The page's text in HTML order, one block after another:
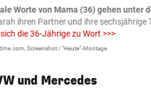
Worte von Mama (36) gehen unter
ihren Partner und ihre sechsjährige
die 36-Jährige zu Wort >>>
Screenshot / "Heute"-Montage
und Mercedes